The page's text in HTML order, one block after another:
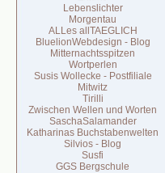
Lebenslichter
Morgentau
ALLes allTAEGLICH
BluelionWebdesign - Blog
Mitternachtsspitzen
Wortperlen
Susis Wollecke - Postfiliale
Mitwitz
Tirilli
Zwischen Wellen und Worten
SaschaSalamander
Katharinas Buchstabenwelten
Silvios - Blog
Susfi
GGS Bergschule